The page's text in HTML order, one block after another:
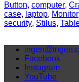
Button, computer,
case, laptop, Monitor
security, Stilus,
Facebook
Instagram
YouTube